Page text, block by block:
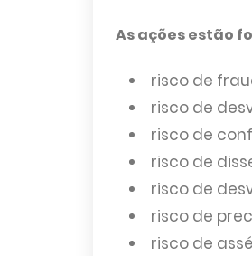
As ações estão
risco de
risco de
risco de
risco de
risco de
risco de
risco de